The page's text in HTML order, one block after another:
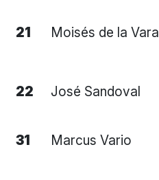
21 Moisés de la Vara
22 José Sandoval
31 Marcus Vario